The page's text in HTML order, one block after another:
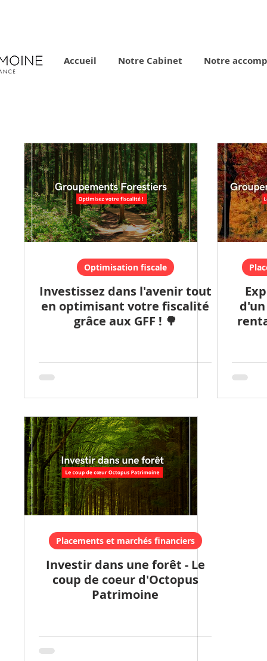
Accueil Notre Cabinet Notre
Optimisation fiscale
Investissez dans l'avenir tout
en optimisant votre fiscalité
grâce aux GFF ! 🌳
Placements et marchés financiers
Investir dans une forêt - Le
coup de coeur d'Octopus
Patrimoine